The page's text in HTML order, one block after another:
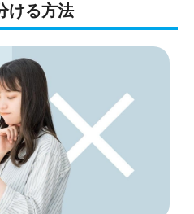
ける方法